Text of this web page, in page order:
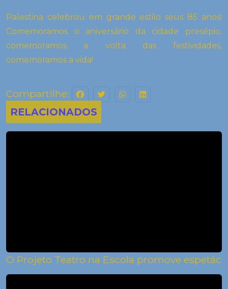
Palestina celebrou em grande estilo seus 85 anos!
Comemoramos o aniversário da cidade presépio,
comemoramos a volta das festividades,
comemoramos a vida!
Compartilhe:
RELACIONADOS
O Projeto Teatro na Escola promove